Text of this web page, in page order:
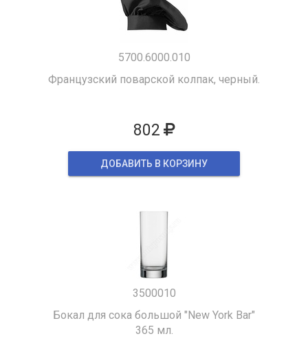
5700.6000.010
Французский поварской колпак, черный.
802
ДОБАВИТЬ В КОРЗИНУ
3500010
Бокал для сока большой "New York Bar"
365 мл.